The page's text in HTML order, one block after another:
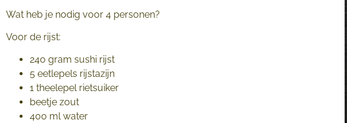
Wat heb je nodig voor 4 personen?
Voor de rijst:
240 gram sushi rijst
5 eetlepels rijstazijn
1 theelepel rietsuiker
beetje zout
400 ml water